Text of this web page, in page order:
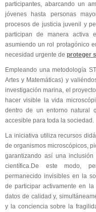
participantes, abarcando un
jóvenes hasta personas
procesos de justicia juvenil y
participan de manera activa
asumiendo un rol protagónico
necesidad urgente de proteger
Empleando una metodología
Artes y Matemáticas) y
investigación marina, el
hacer visible la vida
dentro de un entorno natural
accesible para toda la sociedad.
La iniciativa utiliza recursos
de organismos microscópicos,
garantizando así una
científica.De este modo,
permanecido invisibles en la
de participar activamente en
datos de calidad y,
y la conciencia sobre la